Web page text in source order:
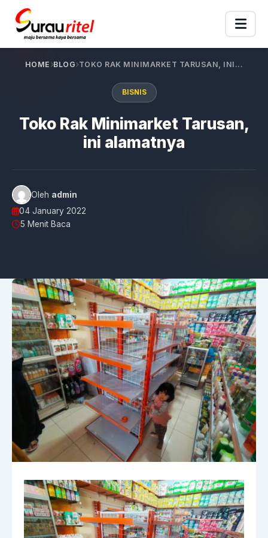
HOME BLOG TOKO RAK MINIMARKET TARUSAN, INI...
BISNIS
Toko Rak Minimarket Tarusan,
ini alamatnya
Oleh admin
04 January 2022
5 Menit Baca